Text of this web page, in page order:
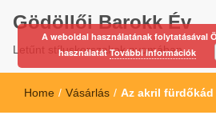
Gödöllői Barokk Év
Letűnt stíluskorszakok nyomában…
Home / Vásárlás / Az akril
A weboldal használatának folytatásával
használatátTovábbi információk